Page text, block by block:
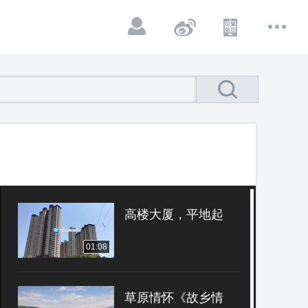
01:08
高楼大厦，平地起
草原情怀《故乡情